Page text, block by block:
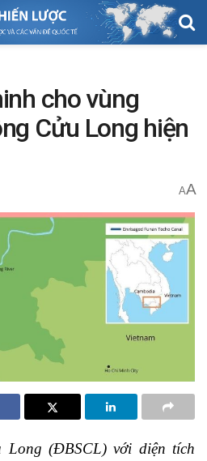
cho vùng
Cửu Long hiện
AA
Long (ĐBSCL) với diện tích